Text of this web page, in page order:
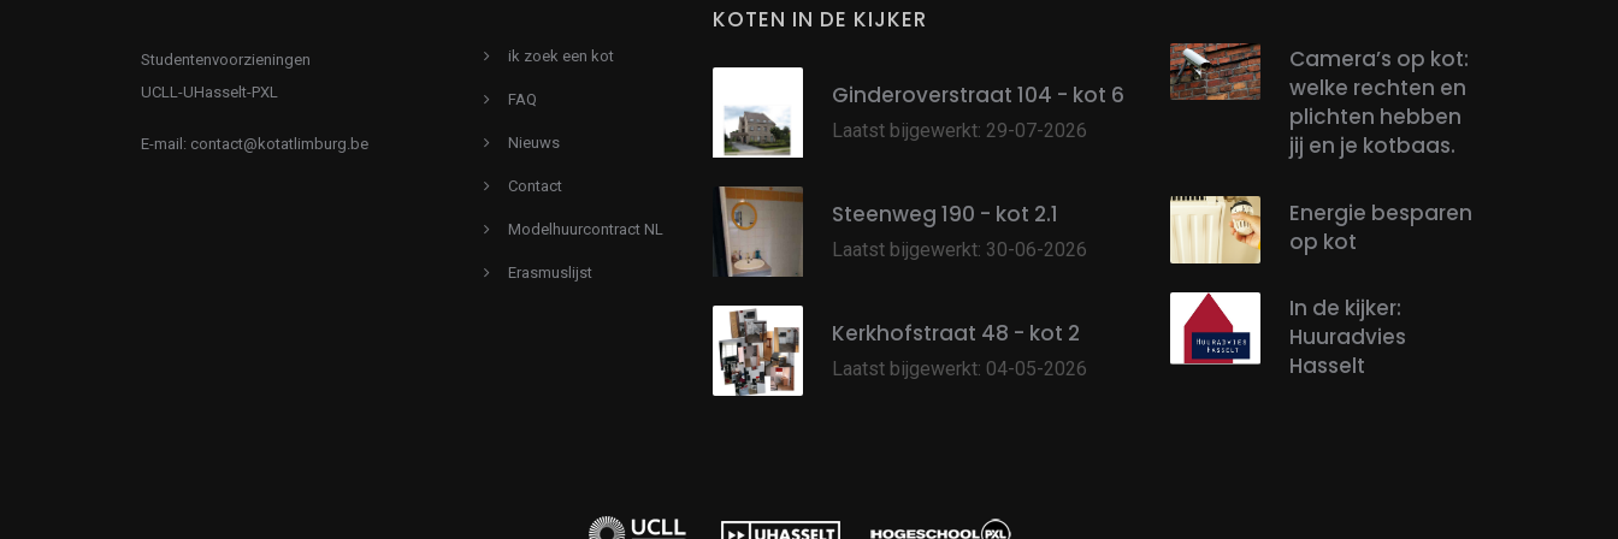
Studentenvoorzieningen
UCLL-UHasselt-PXL
E-mail: contact@kotatlimburg.be
ik zoek een kot
FAQ
Nieuws
Contact
Modelhuurcontract NL
Erasmuslijst
KOTEN IN DE KIJKER
Ginderoverstraat 104 - kot 6
Laatst bijgewerkt: 29-07-2026
Steenweg 190 - kot 2.1
Laatst bijgewerkt: 30-06-2026
Kerkhofstraat 48 - kot 2
Laatst bijgewerkt: 04-05-2026
Camera’s op kot:
welke rechten en
plichten hebben
jij en je kotbaas.
Energie besparen
op kot
In de kijker:
Huuradvies
Hasselt